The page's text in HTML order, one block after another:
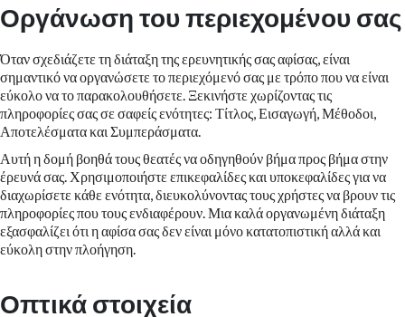
Οργάνωση του περιεχομένου σας
Όταν σχεδιάζετε τη διάταξη της ερευνητικής σας αφίσας, είναι
σημαντικό να οργανώσετε το περιεχόμενό σας με τρόπο που να είναι
εύκολο να το παρακολουθήσετε. Ξεκινήστε χωρίζοντας τις
πληροφορίες σας σε σαφείς ενότητες: Τίτλος, Εισαγωγή, Μέθοδοι,
Αποτελέσματα και Συμπεράσματα.
Αυτή η δομή βοηθά τους θεατές να οδηγηθούν βήμα προς βήμα στην
έρευνά σας. Χρησιμοποιήστε επικεφαλίδες και υποκεφαλίδες για να
διαχωρίσετε κάθε ενότητα, διευκολύνοντας τους χρήστες να βρουν τις
πληροφορίες που τους ενδιαφέρουν. Μια καλά οργανωμένη διάταξη
εξασφαλίζει ότι η αφίσα σας δεν είναι μόνο κατατοπιστική αλλά και
εύκολη στην πλοήγηση.
Οπτικά στοιχεία